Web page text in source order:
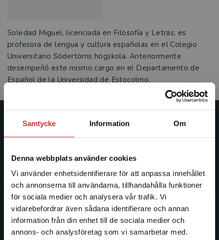
Samtycke Information Om
Denna webbplats använder cookies
Vi använder enhetsidentifierare för att anpassa innehållet
och annonserna till användarna, tillhandahålla funktioner
för sociala medier och analysera vår trafik. Vi
vidarebefordrar även sådana identifierare och annan
information från din enhet till de sociala medier och
annons- och analysföretag som vi samarbetar med.
Begränsad fraktregion
Soledad Miguel, licenciada en Filosofía y Letras, es
profesora de lengua y cultura españolas en el Colegio
Universitario Södertörns högskola. Anteriormente
desempeñó este mismo cargo en el Departamento de
Español de la Universidad de Estocolmo.
Studentlitteratur
ledande utbildningsförlag. Med läromedel, kurslitteratur,
facklitteratur, utbildningar och digitala
informationstjänster i utbudet, finns Studentlitteratur med
längs hela kunskapsresan.
Kontakta oss